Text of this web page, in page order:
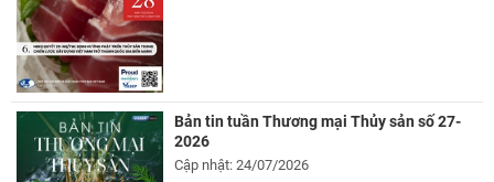
Bản tin tuần Thương mại Thủy sản số 27-
2026
Cập nhật: 24/07/2026